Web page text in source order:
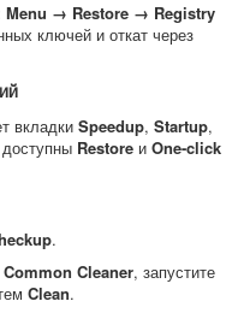
Menu → Restore → Registry
ключей и откат через
вкладки Speedup, Startup,
доступны Restore и One-click
.
Cleaner, запустите
Clean.